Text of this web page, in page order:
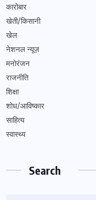
कारोबार
खेती/किसानी
खेल
नेशनल न्यूज़
मनोरंजन
राजनीति
शिक्षा
शोध/आविष्कार
साहित्य
स्वास्थ्य
Search